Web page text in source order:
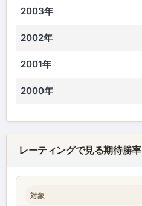
2003年
2002年
2001年
2000年
レーティングで見る期待勝率
対象